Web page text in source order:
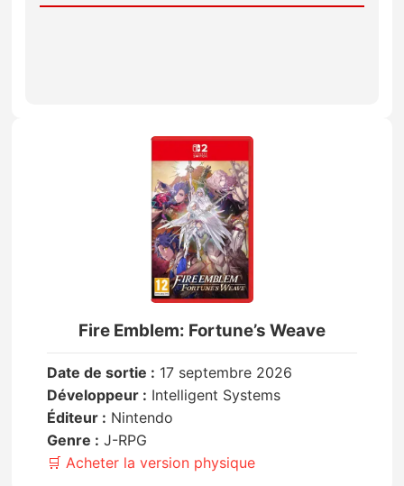
Fire Emblem: Fortune’s Weave
Date de sortie : 17 septembre 2026
Développeur : Intelligent Systems
Éditeur : Nintendo
Genre : J-RPG
🛒 Acheter la version physique